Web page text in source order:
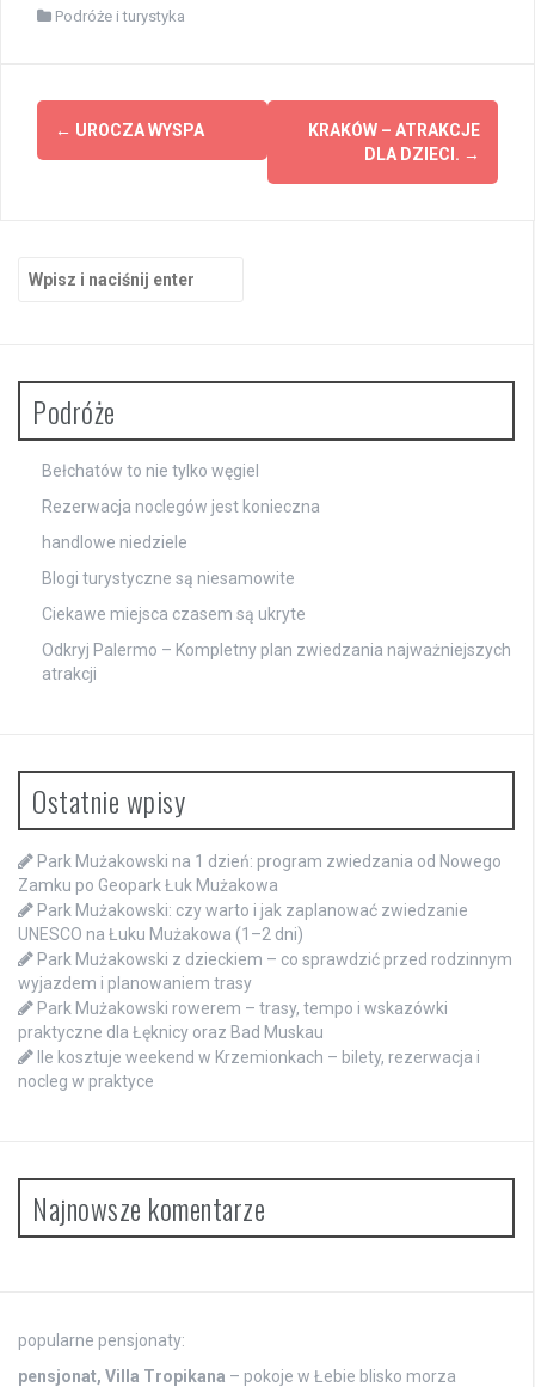
Podróże i turystyka
Zobacz
wpisy
← UROCZA WYSPA
KRAKÓW – ATRAKCJE
DLA DZIECI. →
Podróże
Bełchatów to nie tylko węgiel
Rezerwacja noclegów jest konieczna
handlowe niedziele
Blogi turystyczne są niesamowite
Ciekawe miejsca czasem są ukryte
Odkryj Palermo – Kompletny plan zwiedzania najważniejszych
atrakcji
Ostatnie wpisy
Park Mużakowski na 1 dzień: program zwiedzania od Nowego
Zamku po Geopark Łuk Mużakowa
Park Mużakowski: czy warto i jak zaplanować zwiedzanie
UNESCO na Łuku Mużakowa (1–2 dni)
Park Mużakowski z dzieckiem – co sprawdzić przed rodzinnym
wyjazdem i planowaniem trasy
Park Mużakowski rowerem – trasy, tempo i wskazówki
praktyczne dla Łęknicy oraz Bad Muskau
Ile kosztuje weekend w Krzemionkach – bilety, rezerwacja i
nocleg w praktyce
Najnowsze komentarze
popularne pensjonaty:
pensjonat, Villa Tropikana – pokoje w Łebie blisko morza